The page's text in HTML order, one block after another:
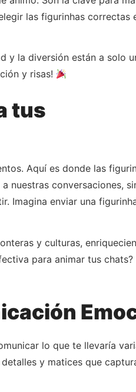
las figurinhas correctas
y la diversión están a solo
y risas!
tus
Aquí es donde las
nuestras conversaciones,
Imagina enviar una
y culturas,
para animar tus
lo que te llevaría
y matices que